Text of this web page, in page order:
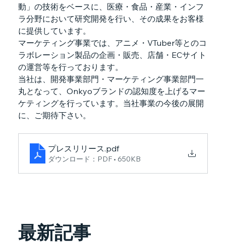
動」の技術をベースに、医療・食品・産業・インフ
ラ分野において研究開発を行い、その成果をお客様
に提供しています。
マーケティング事業では、アニメ・VTuber等とのコ
ラボレーション製品の企画・販売、店舗・ECサイト
の運営等を行っております。
当社は、開発事業部門・マーケティング事業部門一
丸となって、Onkyoブランドの認知度を上げるマー
ケティングを行っています。当社事業の今後の展開
に、ご期待下さい。
プレスリリース.pdf
ダウンロード：PDF • 650KB
最新記事